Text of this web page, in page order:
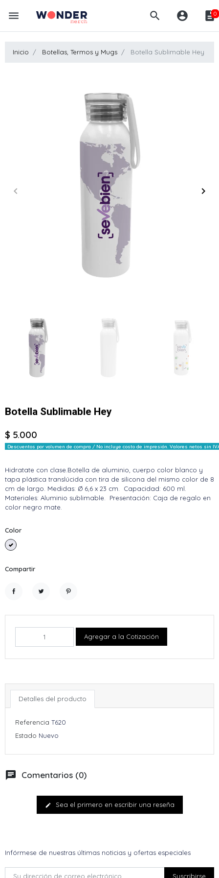
menu search account_circle description0
Inicio Botellas, Termos y Mugs Botella Sublimable Hey
Anterior
keyboard_arrow_left keyboard_arrow_right
Botella Sublimable Hey
$ 5.000
Descuentos por volumen de compra / No incluye costo de impresión. Valores netos sin
Hidratate con clase.Botella de aluminio, cuerpo color blanco y
tapa plástica translúcida con tira de silicona del mismo color de 8
cm de largo. Medidas: Ø 6,6 x 23 cm. Capacidad: 600 ml.
Materiales: Aluminio sublimable. Presentación: Caja de regalo en
color negro mate.
Color
Blanco
Compartir
Agregar a la Cotización
Detalles del producto
Referencia T620
Estado Nuevo
chat Comentarios (0)
edit Sea el primero en escribir una reseña
Infórmese de nuestras últimas noticias y ofertas especiales